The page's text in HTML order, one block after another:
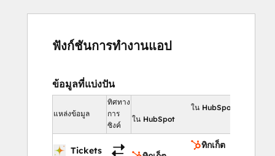
ฟังก์ชันการทำงานแอป
ข้อมูลที่แบ่งปัน
แหล่งข้อมูล
ทิศทาง
การ
ซิงค์
ใน HubSpot
ใน HubSpot
Tickets
ทิกเก็ต